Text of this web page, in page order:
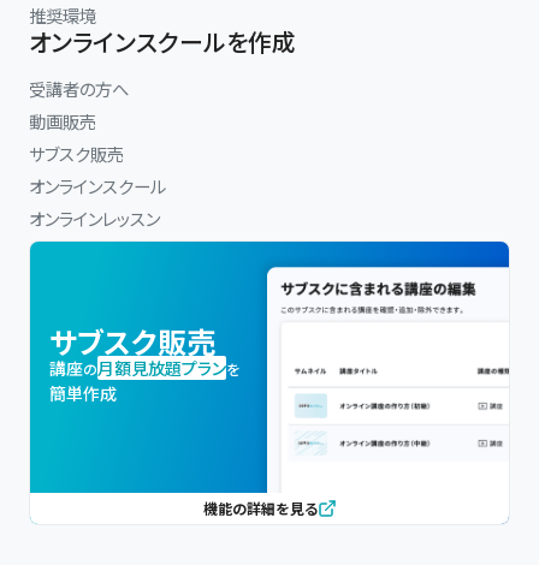
推奨環境
オンラインスクールを作成
受講者の方へ
動画販売
サブスク販売
オンラインスクール
オンラインレッスン
サブスク販売
講座の月額見放題プランを
簡単作成
機能の詳細を見る